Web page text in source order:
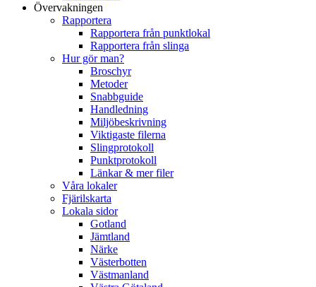
Övervakningen
Rapportera
Rapportera från punktlokal
Rapportera från slinga
Hur gör man?
Broschyr
Metoder
Snabbguide
Handledning
Miljöbeskrivning
Viktigaste filerna
Slingprotokoll
Punktprotokoll
Länkar & mer filer
Våra lokaler
Fjärilskarta
Lokala sidor
Gotland
Jämtland
Närke
Västerbotten
Västmanland